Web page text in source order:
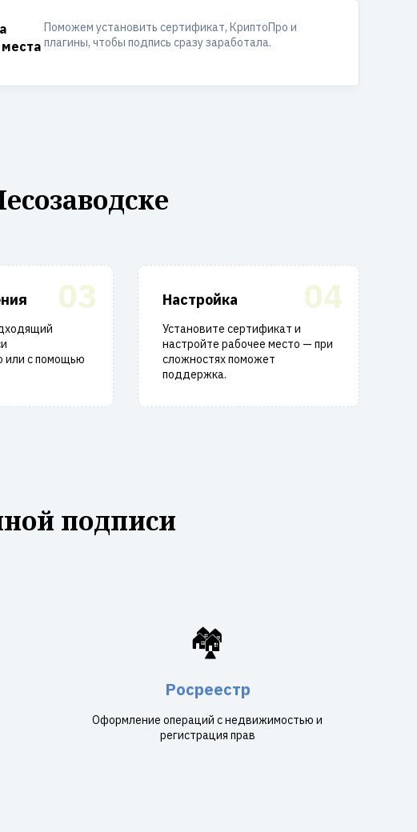
Поможем установить сертификат, КриптоПро и
плагины, чтобы подпись сразу заработала.
03
или с помощью
04
Настройка
Установите сертификат и
настройте рабочее место — при
сложностях поможет
поддержка.
подписи
🏘️
Росреестр
Оформление операций с недвижимостью и
регистрация прав